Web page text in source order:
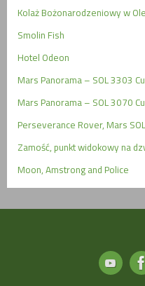
Kolaż Bożonarodzeniowy w
Smolin Fish
Hotel Odeon
Mars Panorama – SOL 3303
Mars Panorama – SOL 3070
Perseverance Rover, Mars
Zamość, punkt widokowy na
Moon, Amstrong and Police